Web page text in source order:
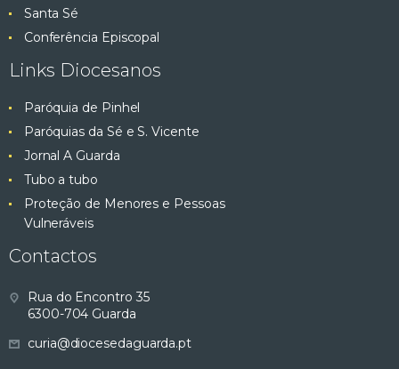
Santa Sé
Conferência Episcopal
Links Diocesanos
Paróquia de Pinhel
Paróquias da Sé e S. Vicente
Jornal A Guarda
Tubo a tubo
Proteção de Menores e Pessoas
Vulneráveis
Contactos
Rua do Encontro 35
6300-704 Guarda
curia@diocesedaguarda.pt